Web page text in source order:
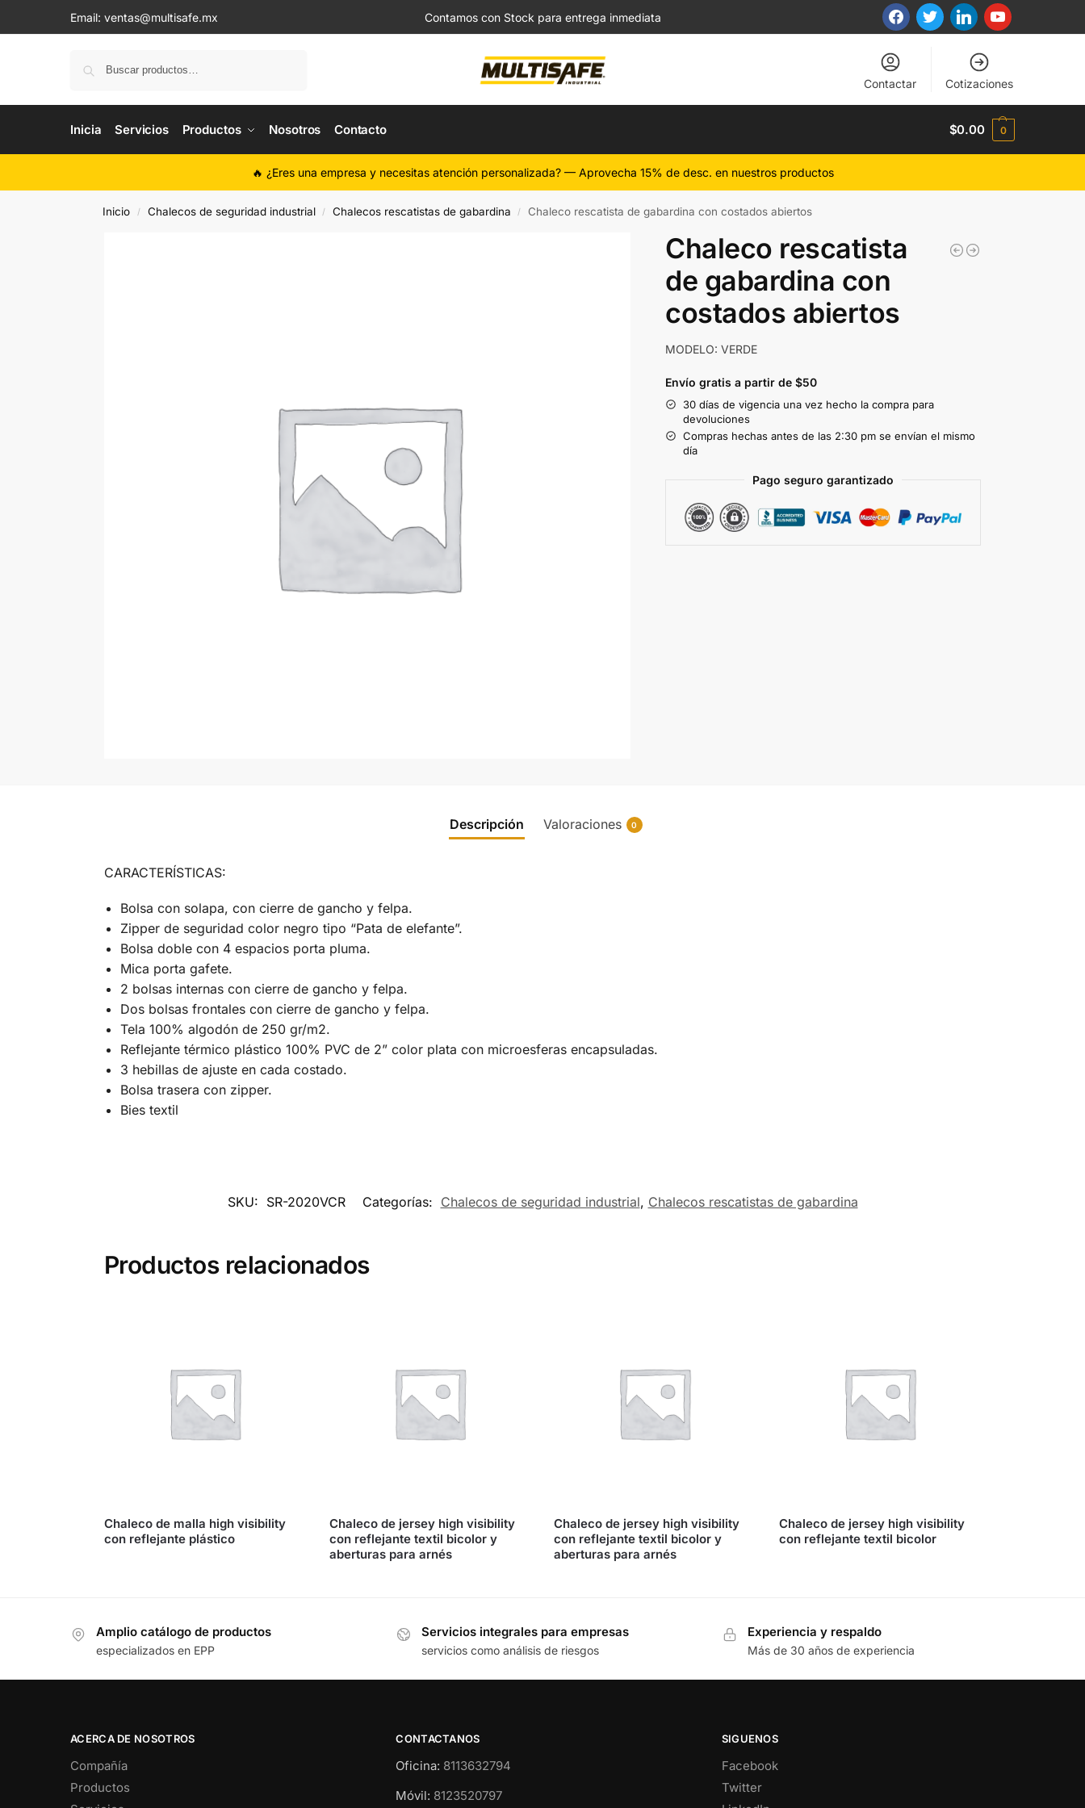
Email: ventas@multisafe.mx Contamos con Stock para entrega inmediata
Contactar Cotizaciones
Inicia Servicios Productos Nosotros Contacto $0.00 0
🔥 ¿Eres una empresa y necesitas atención personalizada? — Aprovecha 15% de desc. en nuestros productos
Inicio / Chalecos de seguridad industrial / Chalecos rescatistas de gabardina / Chaleco rescatista de gabardina con costados abiertos
Chaleco rescatista
de gabardina con
costados abiertos
MODELO: VERDE
Envío gratis a partir de $50
30 días de vigencia una vez hecho la compra para
devoluciones
Compras hechas antes de las 2:30 pm se envían el mismo
día
Pago seguro garantizado
Descripción Valoraciones 0
CARACTERÍSTICAS:
Bolsa con solapa, con cierre de gancho y felpa.
Zipper de seguridad color negro tipo “Pata de elefante”.
Bolsa doble con 4 espacios porta pluma.
Mica porta gafete.
2 bolsas internas con cierre de gancho y felpa.
Dos bolsas frontales con cierre de gancho y felpa.
Tela 100% algodón de 250 gr/m2.
Reflejante térmico plástico 100% PVC de 2” color plata con microesferas encapsuladas.
3 hebillas de ajuste en cada costado.
Bolsa trasera con zipper.
Bies textil
SKU: SR-2020VCR Categorías: Chalecos de seguridad industrial, Chalecos rescatistas de gabardina
Productos relacionados
Chaleco de malla high visibility
con reflejante plástico
Chaleco de jersey high visibility
con reflejante textil bicolor y
aberturas para arnés
Chaleco de jersey high visibility
con reflejante textil bicolor y
aberturas para arnés
Chaleco de jersey high visibility
con reflejante textil bicolor
Amplio catálogo de productos
especializados en EPP
Servicios integrales para empresas
servicios como análisis de riesgos
Experiencia y respaldo
Más de 30 años de experiencia
ACERCA DE NOSOTROS
Compañía
Productos
CONTACTANOS
Oficina: 8113632794
Móvil: 8123520797
SIGUENOS
Facebook
Twitter